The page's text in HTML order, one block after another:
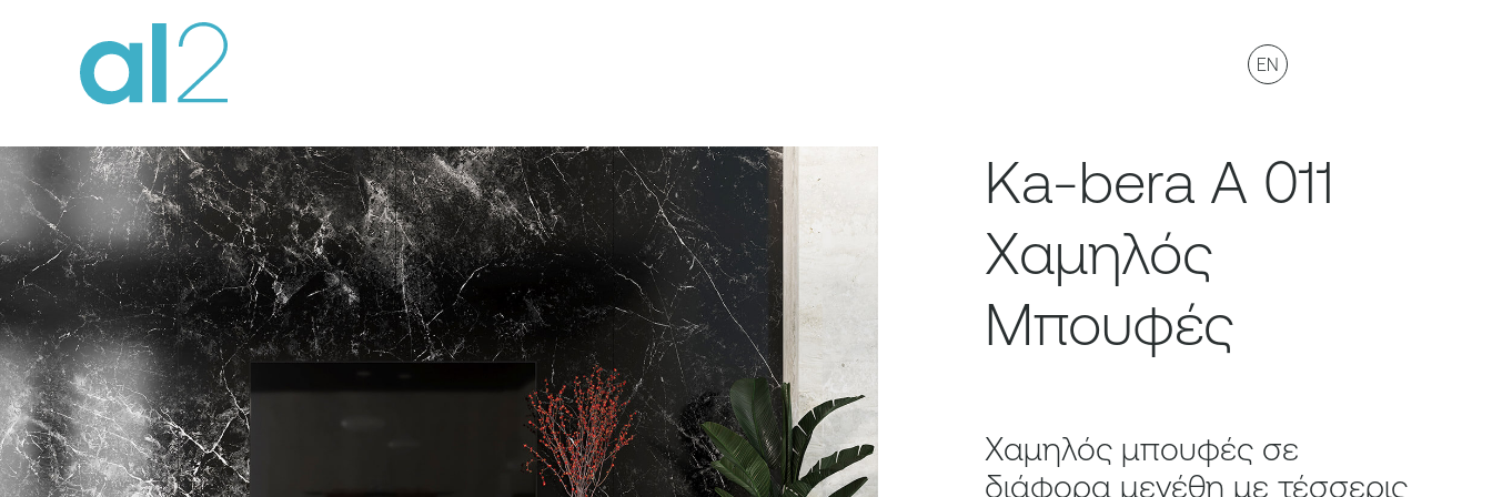
EN
Ka-bera A 011
Χαμηλός
Μπουφές
Χαμηλός μπουφές σε
διάφορα μεγέθη με τέσσερις